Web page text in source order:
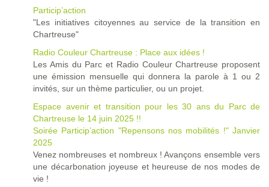
Particip’action
"Les initiatives citoyennes au service de la transition en
Chartreuse"
Radio Couleur Chartreuse : Place aux idées !
Les Amis du Parc et Radio Couleur Chartreuse proposent
une émission mensuelle qui donnera la parole à 1 ou 2
invités, sur un thème particulier, ou un projet.
Espace avenir et transition pour les 30 ans du Parc de
Chartreuse le 14 juin 2025 !!
Soirée Particip’action "Repensons nos mobilités !" Janvier
2025
Venez nombreuses et nombreux ! Avançons ensemble vers
une décarbonation joyeuse et heureuse de nos modes de
vie !